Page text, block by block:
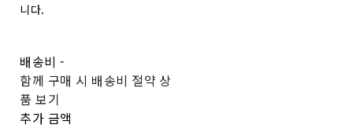
니다.
배송비-
함께 구매 시 배송비 절약 상
품 보기
추가 금액